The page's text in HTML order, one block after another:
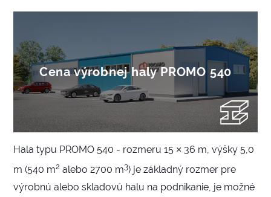
Cena výrobnej haly PROMO 540
Hala typu PROMO 540 - rozmeru 15 × 36 m, výšky 5,0
m (540 m2 alebo 2700 m3) je základný rozmer pre
výrobnú alebo skladovú halu na podnikanie, je možné